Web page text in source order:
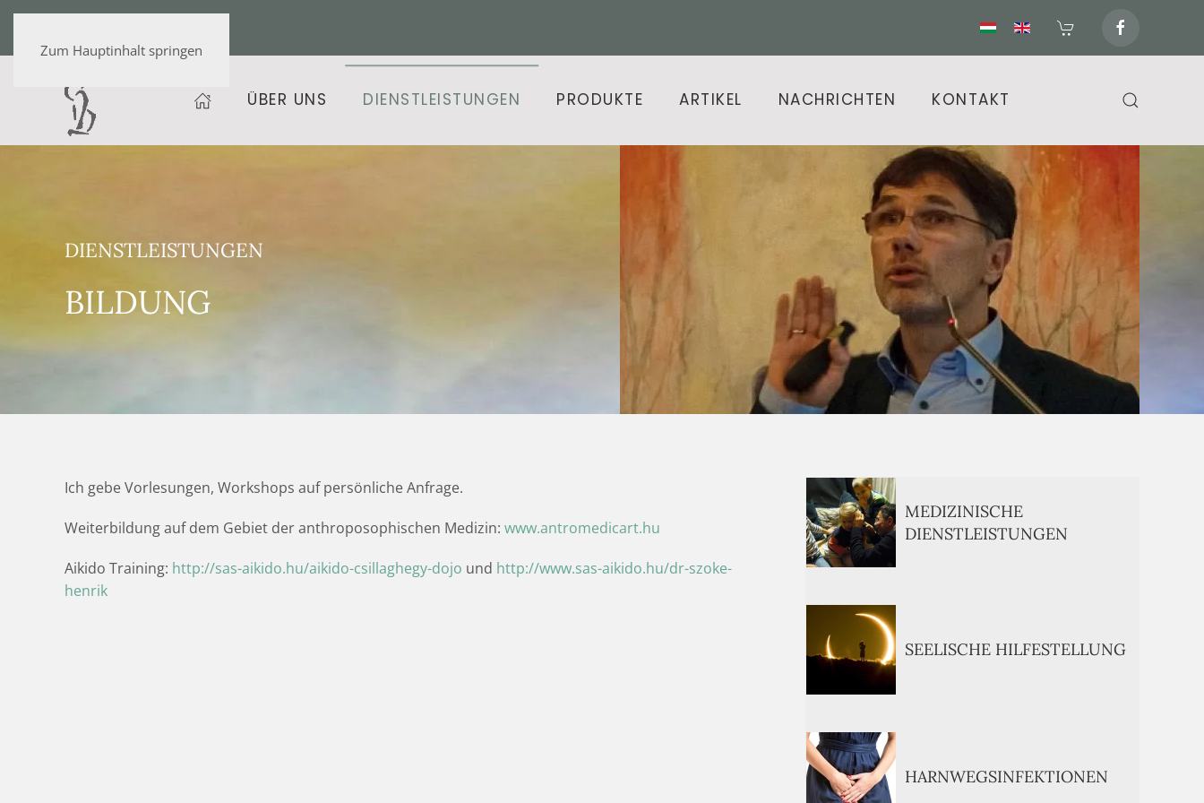
Zum Hauptinhalt springen
ÜBER UNS DIENSTLEISTUNGEN PRODUKTE ARTIKEL NACHRICHTEN KONTAKT
DIENSTLEISTUNGEN
BILDUNG
Ich gebe Vorlesungen, Workshops auf persönliche Anfrage.
Weiterbildung auf dem Gebiet der anthroposophischen Medizin: www.antromedicart.hu
Aikido Training: http://sas-aikido.hu/aikido-csillaghegy-dojo und http://www.sas-aikido.hu/dr-szoke-
henrik
MEDIZINISCHE
DIENSTLEISTUNGEN
SEELISCHE HILFESTELLUNG
HARNWEGSINFEKTIONEN